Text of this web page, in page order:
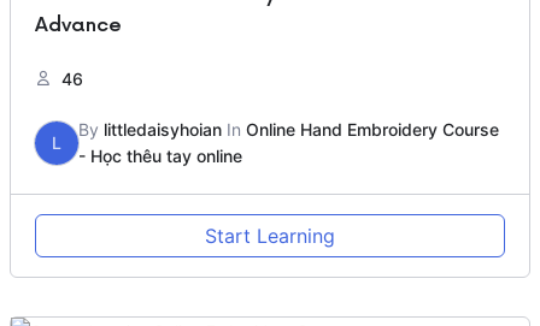
Advance
46
L
By littledaisyhoian InOnline Hand Embroidery Course
- Học thêu tay online
Start Learning